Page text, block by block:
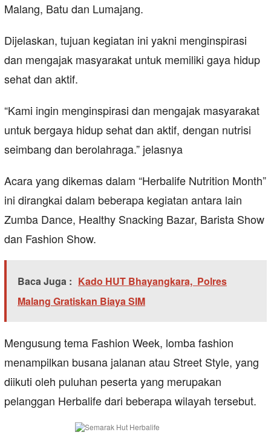
Malang, Batu dan Lumajang.
Dijelaskan, tujuan kegiatan ini yakni menginspirasi
dan mengajak masyarakat untuk memiliki gaya hidup
sehat dan aktif.
“Kami ingin menginspirasi dan mengajak masyarakat
untuk bergaya hidup sehat dan aktif, dengan nutrisi
seimbang dan berolahraga.” jelasnya
Acara yang dikemas dalam “Herbalife Nutrition Month”
ini dirangkai dalam beberapa kegiatan antara lain
Zumba Dance, Healthy Snacking Bazar, Barista Show
dan Fashion Show.
Baca Juga : Kado HUT Bhayangkara, Polres
Malang Gratiskan Biaya SIM
Mengusung tema Fashion Week, lomba fashion
menampilkan busana jalanan atau Street Style, yang
diikuti oleh puluhan peserta yang merupakan
pelanggan Herbalife dari beberapa wilayah tersebut.